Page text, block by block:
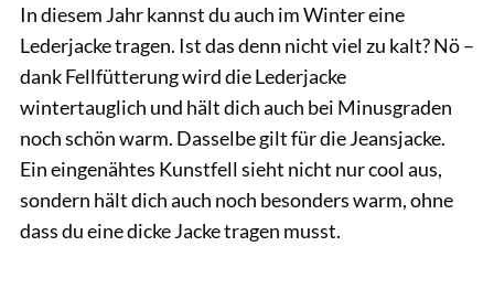
In diesem Jahr kannst du auch im Winter eine
Lederjacke tragen. Ist das denn nicht viel zu kalt? Nö –
dank Fellfütterung wird die Lederjacke
wintertauglich und hält dich auch bei Minusgraden
noch schön warm. Dasselbe gilt für die Jeansjacke.
Ein eingenähtes Kunstfell sieht nicht nur cool aus,
sondern hält dich auch noch besonders warm, ohne
dass du eine dicke Jacke tragen musst.